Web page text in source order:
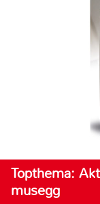
Topthema:
musegg